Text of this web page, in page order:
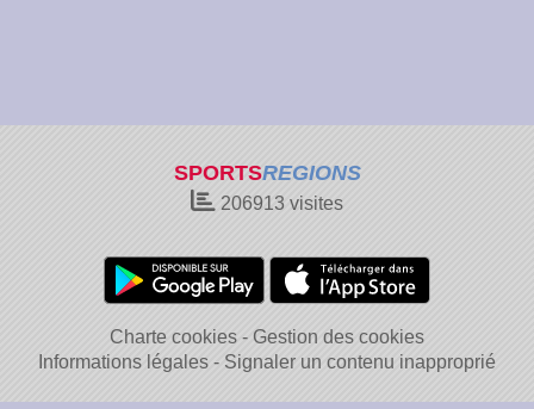
SPORTSREGIONS
206913 visites
Charte cookies
Gestion des cookies
Informations légales
Signaler un contenu inapproprié